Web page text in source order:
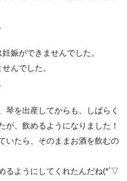
娠ができませんでした。
んでした。
琴を出産してからも、しばらく
が、飲めるようになりました！
いたら、そのままお酒を飲むの
るようにしてくれたんだね(*´▽